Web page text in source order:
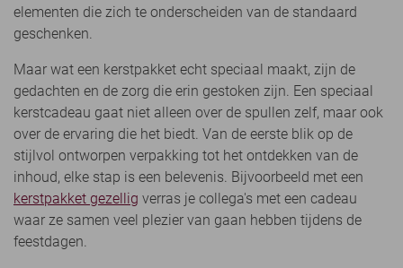
elementen die zich te onderscheiden van de standaard
geschenken.
Maar wat een kerstpakket echt speciaal maakt, zijn de
gedachten en de zorg die erin gestoken zijn. Een speciaal
kerstcadeau gaat niet alleen over de spullen zelf, maar ook
over de ervaring die het biedt. Van de eerste blik op de
stijlvol ontworpen verpakking tot het ontdekken van de
inhoud, elke stap is een belevenis. Bijvoorbeeld met een
kerstpakket gezellig verras je collega's met een cadeau
waar ze samen veel plezier van gaan hebben tijdens de
feestdagen.